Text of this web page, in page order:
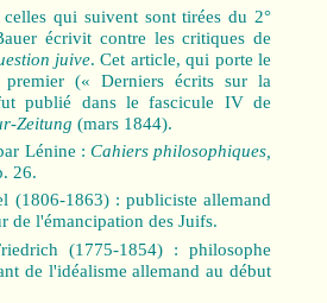
qui suivent sont tirées du 2°
écrivit contre les critiques de
juive. Cet article, qui porte le
(« Derniers écrits sur la
publié dans le fascicule IV de
Zeitung (mars 1844).
Lénine : Cahiers philosophiques,
26.
(1806-1863) : publiciste allemand
de l'émancipation des Juifs.
(1775-1854) : philosophe
de l'idéalisme allemand au début